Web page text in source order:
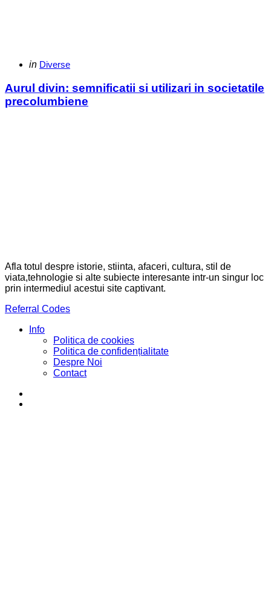
Categories
Posted
in Diverse
Aurul divin: semnificatii si utilizari in societatile
precolumbiene
Afla totul despre istorie, stiinta, afaceri, cultura, stil de
viata,tehnologie si alte subiecte interesante intr-un singur loc
prin intermediul acestui site captivant.
Referral Codes
Info
Politica de cookies
Politica de confidențialitate
Despre Noi
Contact